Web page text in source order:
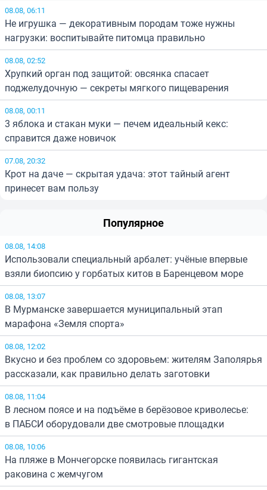
08.08, 06:11
Не игрушка — декоративным породам тоже нужны
нагрузки: воспитывайте питомца правильно
08.08, 02:52
Хрупкий орган под защитой: овсянка спасает
поджелудочную — секреты мягкого пищеварения
08.08, 00:11
3 яблока и стакан муки — печем идеальный кекс:
справится даже новичок
07.08, 20:32
Крот на даче — скрытая удача: этот тайный агент
принесет вам пользу
Популярное
08.08, 14:08
Использовали специальный арбалет: учёные впервые
взяли биопсию у горбатых китов в Баренцевом море
08.08, 13:07
В Мурманске завершается муниципальный этап
марафона «Земля спорта»
08.08, 12:02
Вкусно и без проблем со здоровьем: жителям Заполярья
рассказали, как правильно делать заготовки
08.08, 11:04
В лесном поясе и на подъёме в берёзовое криволесье:
в ПАБСИ оборудовали две смотровые площадки
08.08, 10:06
На пляже в Мончегорске появилась гигантская
раковина с жемчугом